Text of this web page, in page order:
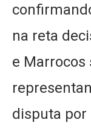
na reta
e Marrocos
disputa por